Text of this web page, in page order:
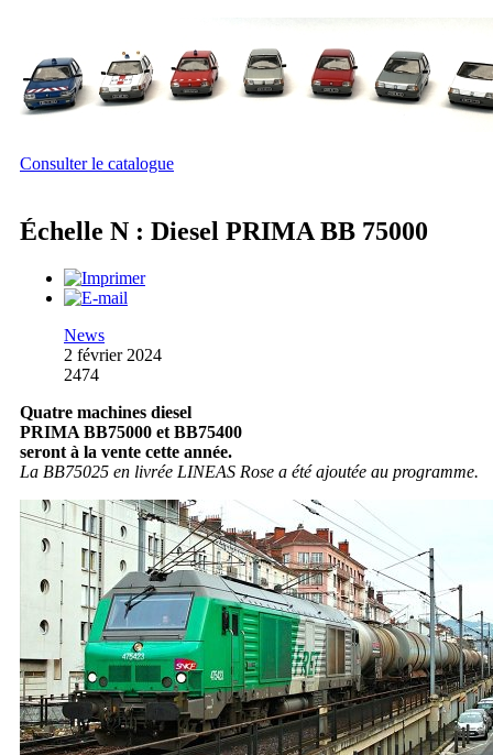
Consulter le catalogue
Échelle N : Diesel PRIMA BB 75000
News
2 février 2024
2474
Quatre machines diesel
PRIMA BB75000 et BB75400
seront à la vente cette année.
La BB75025 en livrée LINEAS Rose a été ajoutée au programme.